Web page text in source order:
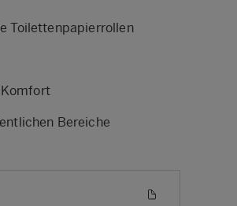
Toilettenpapierrollen
Komfort
Bereiche